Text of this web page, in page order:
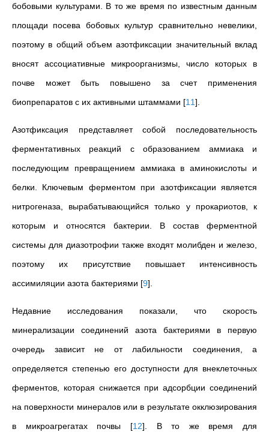
бобовыми культурами. В то же время по известным данным
площади посева бобовых культур сравнительно невелики,
поэтому в общий объем азотфиксации значительный вклад
вносят ассоциативные микроорганизмы, число которых в
почве может быть повышено за счет применения
биопрепаратов с их активными штаммами [11].
Азотфиксация представляет собой последовательность
ферментативных реакций с образованием аммиака и
последующим превращением аммиака в аминокислоты и
белки. Ключевым ферментом при азотфиксации является
нитрогеназа, вырабатывающийся только у прокариотов, к
которым и относятся бактерии. В состав ферментной
системы для диазотрофии также входят молибден и железо,
поэтому их присутствие повышает интенсивность
ассимиляции азота бактериями [9].
Недавние исследования показали, что скорость
минерализации соединений азота бактериями в первую
очередь зависит не от лабильности соединения, а
определяется степенью его доступности для внеклеточных
ферментов, которая снижается при адсорбции соединений
на поверхности минералов или в результате окклюзирования
в микроагрегатах почвы [12]. В то же время для